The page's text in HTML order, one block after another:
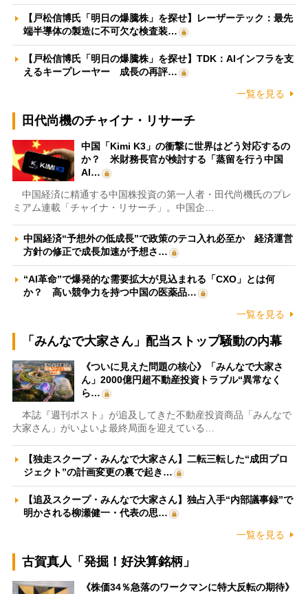
【戸松信博氏「明日の爆騰株」を探せ】レーザーテック：最先
端半導体の製造に不可欠な検査装…
【戸松信博氏「明日の爆騰株」を探せ】TDK：AIインフラを支
えるキープレーヤー 成長の再評…
一覧を見る
田代尚機のチャイナ・リサーチ
中国「Kimi K3」の衝撃に世界はどう対応するの
か？ 米財務長官が検討する「蒸留を行う中国
AI…
中国経済に精通する中国株投資の第一人者・田代尚機氏のプレ
ミアム連載「チャイナ・リサーチ」。中国企…
中国経済“予想外の低成長”で政策のテコ入れ必至か 経済運営
方針の修正で成長加速が予想さ…
“AI革命”で爆発的な需要拡大が見込まれる「CXO」とは何
か？ 高い競争力を持つ中国の医薬品…
一覧を見る
「みんなで大家さん」配当ストップ騒動の内幕
《ついに見えた問題の核心》「みんなで大家さ
ん」2000億円超不動産投資トラブル“異常なく
ら…
本誌『週刊ポスト』が追及してきた不動産投資商品「みんなで
大家さん」がいよいよ最終局面を迎えている…
【独走スクープ・みんなで大家さん】二転三転した“成田プロ
ジェクト”の計画変更の裏で起き…
【追及スクープ・みんなで大家さん】独占入手“内部議事録”で
明かされる柳瀬健一・代表の思…
一覧を見る
古賀真人「発掘！好決算銘柄」
《株価34％急落のワークマンに特大反転の期待》